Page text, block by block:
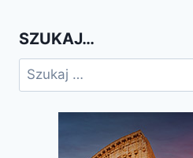
SZUKAJ…
Szukaj: